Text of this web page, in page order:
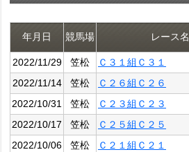
年月日 競馬場 レース名
2022/11/29
笠松 Ｃ３１組Ｃ３１
2022/11/14
笠松 Ｃ２６組Ｃ２６
2022/10/31
笠松 Ｃ２３組Ｃ２３
2022/10/17
笠松 Ｃ２５組Ｃ２５
2022/10/06
笠松 Ｃ２１組Ｃ２１